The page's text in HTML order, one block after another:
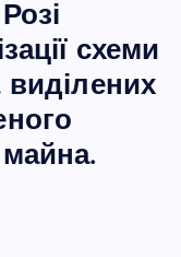
схеми
виділених
майна.